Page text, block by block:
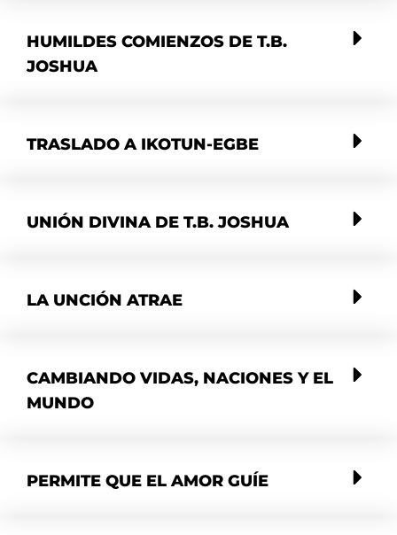
HUMILDES COMIENZOS DE T.B.
JOSHUA
TRASLADO A IKOTUN-EGBE
UNIÓN DIVINA DE T.B. JOSHUA
LA UNCIÓN ATRAE
CAMBIANDO VIDAS, NACIONES Y EL
MUNDO
PERMITE QUE EL AMOR GUÍE